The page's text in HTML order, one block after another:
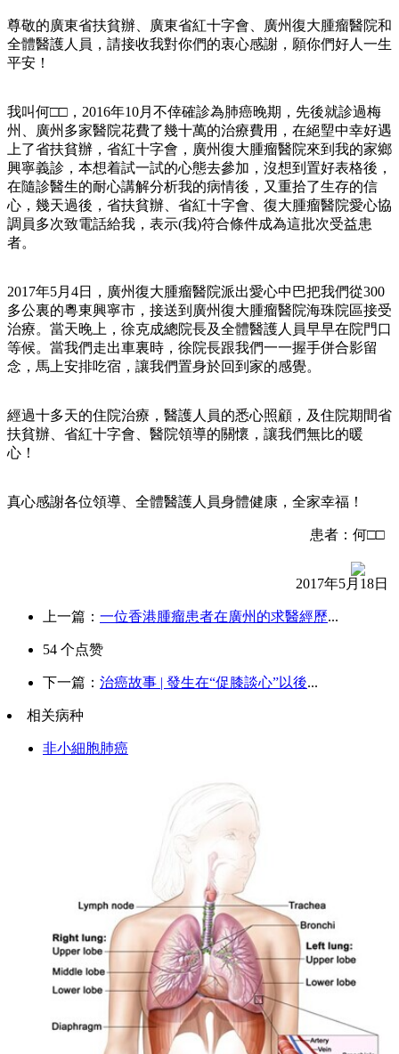
尊敬的廣東省扶貧辦、廣東省紅十字會、廣州復大腫瘤醫院和
全體醫護人員，請接收我對你們的衷心感謝，願你們好人一生
平安！
我叫何□□，2016年10月不倖確診為肺癌晚期，先後就診過梅
州、廣州多家醫院花費了幾十萬的治療費用，在絕朢中幸好遇
上了省扶貧辦，省紅十字會，廣州復大腫瘤醫院來到我的家鄉
興寧義診，本想着試一試的心態去參加，沒想到置好表格後，
在隨診醫生的耐心講解分析我的病情後，又重拾了生存的信
心，幾天過後，省扶貧辦、省紅十字會、復大腫瘤醫院愛心協
調員多次致電話給我，表示(我)符合條件成為這批次受益患
者。
2017年5月4日，廣州復大腫瘤醫院派出愛心中巴把我們從300
多公裏的粵東興寧市，接送到廣州復大腫瘤醫院海珠院區接受
治療。當天晚上，徐克成總院長及全體醫護人員早早在院門口
等候。當我們走出車裏時，徐院長跟我們一一握手併合影留
念，馬上安排吃宿，讓我們置身於回到家的感覺。
經過十多天的住院治療，醫護人員的悉心照顧，及住院期間省
扶貧辦、省紅十字會、醫院領導的關懷，讓我們無比的暖
心！
真心感謝各位領導、全體醫護人員身體健康，全家幸福！
患者：何□□
2017年5月18日
上一篇： 一位香港腫瘤患者在廣州的求醫經歷...
54 个点赞
下一篇： 治癌故事 | 發生在“促膝談心”以後...
相关病种
非小細胞肺癌